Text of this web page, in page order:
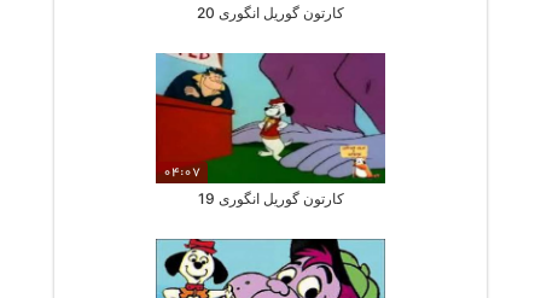
کارتون گوریل انگوری 20
04:07
کارتون گوریل انگوری 19